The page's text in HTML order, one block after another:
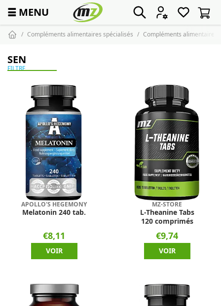
☰ MENU
Compléments alimentaires spécialisés Compléments alimentaires
SEN
FILTRE
APOLLO'S HEGEMONY
Melatonin 240 tab.
€8,11
VOIR
MZ-STORE
L-Theanine Tabs
120 comprimés
€9,74
VOIR